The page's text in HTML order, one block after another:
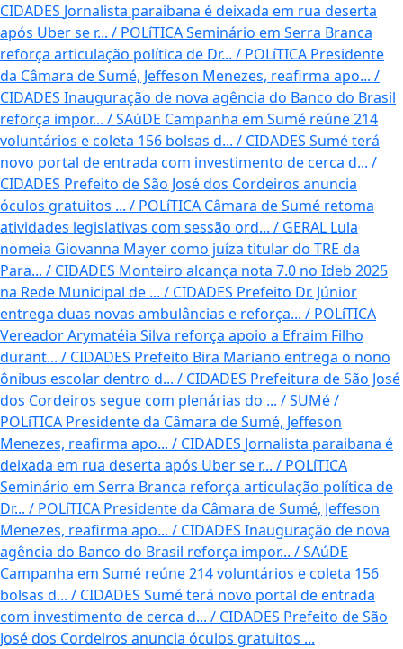
CIDADES Jornalista paraibana é deixada em rua deserta
após Uber se r... / POLíTICASeminário em Serra Branca
reforça articulação política de Dr... / POLíTICA Presidente
da Câmara de Sumé, Jeffeson Menezes, reafirma apo... /
CIDADES Inauguração de nova agência do Banco do Brasil
reforça impor... /SAúDE Campanha em Sumé reúne 214
voluntários e coleta 156 bolsas d... / CIDADES Sumé terá
novo portal de entrada com investimento de cerca d... /
CIDADES Prefeito de São José dos Cordeiros anuncia
óculos gratuitos ... / POLíTICA Câmara de Sumé retoma
atividades legislativas com sessão ord... / GERAL Lula
nomeia Giovanna Mayer como juíza titular do TRE da
Para... / CIDADES Monteiro alcança nota 7.0 no Ideb 2025
na Rede Municipal de ... / CIDADES Prefeito Dr. Júnior
entrega duas novas ambulâncias e reforça... / POLíTICA
Vereador Arymatéia Silva reforça apoio a Efraim Filho
durant... / CIDADES Prefeito Bira Mariano entrega o nono
ônibus escolar dentro d... / CIDADES Prefeitura de São José
dos Cordeiros segue com plenárias do ... /SUMé /
POLíTICA Presidente da Câmara de Sumé, Jeffeson
Menezes, reafirma apo... / CIDADES Jornalista paraibana é
deixada em rua deserta após Uber se r... / POLíTICA
Seminário em Serra Branca reforça articulação política de
Dr... / POLíTICA Presidente da Câmara de Sumé, Jeffeson
Menezes, reafirma apo... / CIDADES Inauguração de nova
agência do Banco do Brasil reforça impor... /SAúDE
Campanha em Sumé reúne 214 voluntários e coleta 156
bolsas d... / CIDADES Sumé terá novo portal de entrada
com investimento de cerca d... / CIDADES Prefeito de São
José dos Cordeiros anuncia óculos gratuitos ...